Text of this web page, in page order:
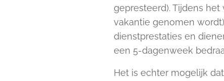
gepresteerd). Tijdens
vakantie genomen
dienstprestaties en
een 5-dagenweek
Het is echter mogelijk